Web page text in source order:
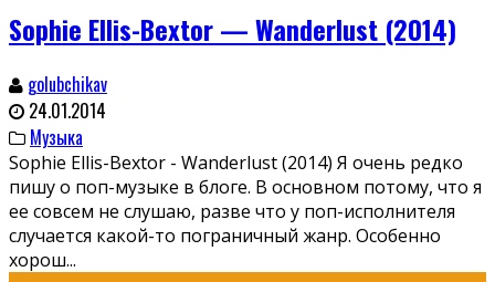
Sophie Ellis-Bextor — Wanderlust (2014)
golubchikav
24.01.2014
Музыка
Sophie Ellis-Bextor - Wanderlust (2014) Я очень редко
пишу о поп-музыке в блоге. В основном потому, что я
ее совсем не слушаю, разве что у поп-исполнителя
случается какой-то пограничный жанр. Особенно
хорош...